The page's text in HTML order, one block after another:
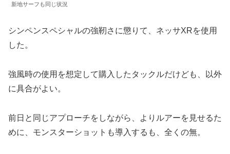
新地サーフも同じ状況
シンペンスペシャルの強靭さに懲りて、ネッサXRを使用
した。
強風時の使用を想定して購入したタックルだけども、以外
に具合がよい。
前日と同じアプローチをしながら、よりルアーを見せるた
めに、モンスターショットも導入するも、全くの無。